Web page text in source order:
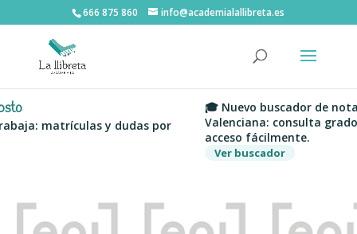
666 875 860 info@academialallibreta.es
matrículas y dudas por
🎓 Nuevo buscador de notas
Valenciana: consulta grados,
acceso fácilmente.
Ver buscador